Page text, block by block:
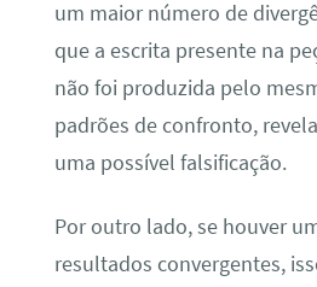
um maior número de
que a escrita presente na
não foi produzida pelo
padrões de confronto,
uma possível falsificação.
Por outro lado, se houver
resultados convergentes,